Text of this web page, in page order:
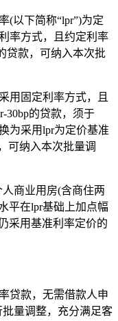
以下简称“lpr”)为定
率方式，且约定利率
贷款，可纳入本次批
固定利率方式，且
30bp的贷款，须于
为采用lpr为定价基准
可纳入本次批量调
商业用房(含商住两
平在lpr基础上加点幅
采用基准利率定价的
款，无需借款人申
批量调整，充分满足客